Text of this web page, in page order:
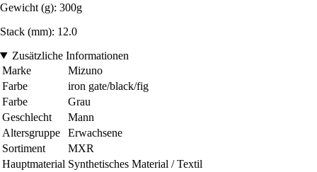
Gewicht (g): 300g
Stack (mm): 12.0
Zusätzliche Informationen
Marke
Mizuno
Farbe
iron gate/black/fig
Farbe
Grau
Geschlecht
Mann
Altersgruppe
Erwachsene
Sortiment
MXR
Hauptmaterial Synthetisches Material / Textil